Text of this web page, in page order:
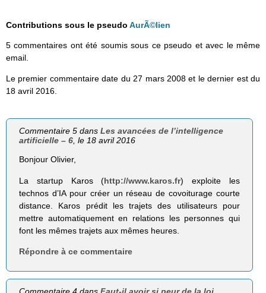
Contributions sous le pseudo AurÃ©lien
5 commentaires ont été soumis sous ce pseudo et avec le même
email.
Le premier commentaire date du 27 mars 2008 et le dernier est du
18 avril 2016.
Commentaire 5 dansLes avancées de l’intelligence
artificielle – 6, le 18 avril 2016
Bonjour Olivier,
La startup Karos (http://www.karos.fr) exploite les
technos d’IA pour créer un réseau de covoiturage courte
distance. Karos prédit les trajets des utilisateurs pour
mettre automatiquement en relations les personnes qui
font les mêmes trajets aux mêmes heures.
Répondre à ce commentaire
Commentaire 4 dansFaut-il avoir si peur de la loi